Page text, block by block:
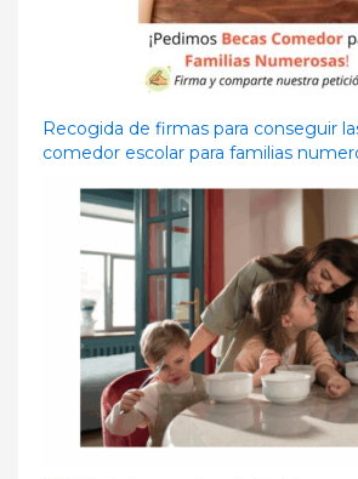
Recogida de firmas para conseguir
comedor escolar para familias